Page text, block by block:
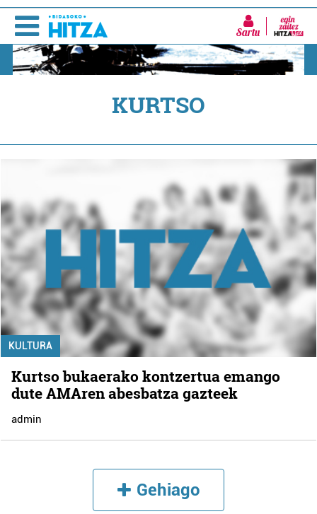
Sartu
KURTSO
KULTURA
Kurtso bukaerako kontzertua emango
dute AMAren abesbatza gazteek
admin
Gehiago